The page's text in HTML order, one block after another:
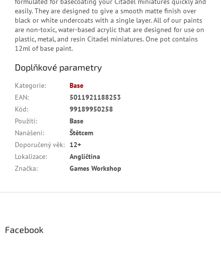
easily. They are designed to give a smooth matte finish over
black or white undercoats with a single layer. All of our paints
are non-toxic, water-based acrylic that are designed for use on
plastic, metal, and resin Citadel miniatures. One pot contains
12ml of base paint.
Doplňkové parametry
Kategorie:
Base
EAN:
5011921188253
Kód:
99189950258
Použití:
Base
Nanášení:
Štětcem
Doporučený věk:
12+
Lokalizace:
Angličtina
Značka: Games Workshop
Facebook